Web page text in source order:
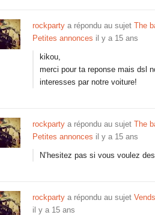
rockparty a répondu au sujet The
Petites annonces il y a 15 ans
kikou,
merci pour ta reponse mais dsl
interesses par notre voiture!
rockparty a répondu au sujet The
Petites annonces il y a 15 ans
N’hesitez pas si vous voulez
rockparty a répondu au sujet
il y a 15 ans